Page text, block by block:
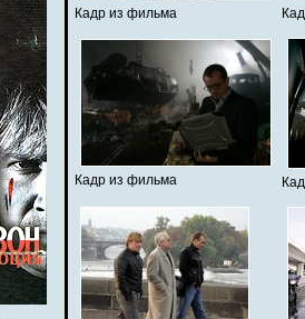
Кадр из фильма
Кадр из фильма